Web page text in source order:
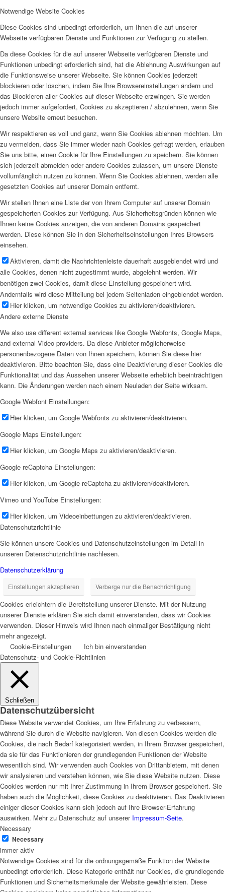
Notwendige Website Cookies
Diese Cookies sind unbedingt erforderlich, um Ihnen die auf unserer
Webseite verfügbaren Dienste und Funktionen zur Verfügung zu stellen.
Da diese Cookies für die auf unserer Webseite verfügbaren Dienste und
Funktionen unbedingt erforderlich sind, hat die Ablehnung Auswirkungen auf
die Funktionsweise unserer Webseite. Sie können Cookies jederzeit
blockieren oder löschen, indem Sie Ihre Browsereinstellungen ändern und
das Blockieren aller Cookies auf dieser Webseite erzwingen. Sie werden
jedoch immer aufgefordert, Cookies zu akzeptieren / abzulehnen, wenn Sie
unsere Website erneut besuchen.
Wir respektieren es voll und ganz, wenn Sie Cookies ablehnen möchten. Um
zu vermeiden, dass Sie immer wieder nach Cookies gefragt werden, erlauben
Sie uns bitte, einen Cookie für Ihre Einstellungen zu speichern. Sie können
sich jederzeit abmelden oder andere Cookies zulassen, um unsere Dienste
vollumfänglich nutzen zu können. Wenn Sie Cookies ablehnen, werden alle
gesetzten Cookies auf unserer Domain entfernt.
Wir stellen Ihnen eine Liste der von Ihrem Computer auf unserer Domain
gespeicherten Cookies zur Verfügung. Aus Sicherheitsgründen können wie
Ihnen keine Cookies anzeigen, die von anderen Domains gespeichert
werden. Diese können Sie in den Sicherheitseinstellungen Ihres Browsers
einsehen.
Aktivieren, damit die Nachrichtenleiste dauerhaft ausgeblendet wird und
alle Cookies, denen nicht zugestimmt wurde, abgelehnt werden. Wir
benötigen zwei Cookies, damit diese Einstellung gespeichert wird.
Andernfalls wird diese Mitteilung bei jedem Seitenladen eingeblendet werden.
Hier klicken, um notwendige Cookies zu aktivieren/deaktivieren.
Andere externe Dienste
We also use different external services like Google Webfonts, Google Maps,
and external Video providers. Da diese Anbieter möglicherweise
personenbezogene Daten von Ihnen speichern, können Sie diese hier
deaktivieren. Bitte beachten Sie, dass eine Deaktivierung dieser Cookies die
Funktionalität und das Aussehen unserer Webseite erheblich beeinträchtigen
kann. Die Änderungen werden nach einem Neuladen der Seite wirksam.
Google Webfont Einstellungen:
Hier klicken, um Google Webfonts zu aktivieren/deaktivieren.
Google Maps Einstellungen:
Hier klicken, um Google Maps zu aktivieren/deaktivieren.
Google reCaptcha Einstellungen:
Hier klicken, um Google reCaptcha zu aktivieren/deaktivieren.
Vimeo und YouTube Einstellungen:
Hier klicken, um Videoeinbettungen zu aktivieren/deaktivieren.
Datenschutzrichtlinie
Sie können unsere Cookies und Datenschutzeinstellungen im Detail in
unseren Datenschutzrichtlinie nachlesen.
Datenschutzerklärung
Einstellungen akzeptieren Verberge nur die Benachrichtigung
Cookies erleichtern die Bereitstellung unserer Dienste. Mit der Nutzung
unserer Dienste erklären Sie sich damit einverstanden, dass wir Cookies
verwenden. Dieser Hinweis wird Ihnen nach einmaliger Bestätigung nicht
mehr angezeigt.
Cookie-Einstellungen
Ich bin einverstanden
Datenschutz- und Cookie-Richtlinien
Schließen
Datenschutzübersicht
Diese Website verwendet Cookies, um Ihre Erfahrung zu verbessern,
während Sie durch die Website navigieren. Von diesen Cookies werden die
Cookies, die nach Bedarf kategorisiert werden, in Ihrem Browser gespeichert,
da sie für das Funktionieren der grundlegenden Funktionen der Website
wesentlich sind. Wir verwenden auch Cookies von Drittanbietern, mit denen
wir analysieren und verstehen können, wie Sie diese Website nutzen. Diese
Cookies werden nur mit Ihrer Zustimmung in Ihrem Browser gespeichert. Sie
haben auch die Möglichkeit, diese Cookies zu deaktivieren. Das Deaktivieren
einiger dieser Cookies kann sich jedoch auf Ihre Browser-Erfahrung
auswirken. Mehr zu Datenschutz auf unserer Impressum-Seite.
Necessary
Necessary
immer aktiv
Notwendige Cookies sind für die ordnungsgemäße Funktion der Website
unbedingt erforderlich. Diese Kategorie enthält nur Cookies, die grundlegende
Funktionen und Sicherheitsmerkmale der Website gewährleisten. Diese